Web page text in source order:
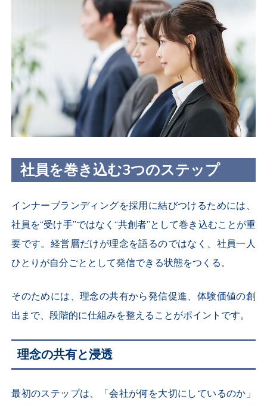
社員を巻き込む3つのステップ
インナーブランディングを採用に結びつけるためには、
社員を“受け手”ではなく“共創者”として巻き込むことが重
要です。経営層だけが理念を語るのではなく、社員一人
ひとりが自分ごととして発信できる状態をつくる。
そのためには、理念の共有から発信促進、体験価値の創
出まで、段階的に仕組みを整えることがポイントです。
理念の共有と浸透
最初のステップは、「会社が何を大切にしているのか」